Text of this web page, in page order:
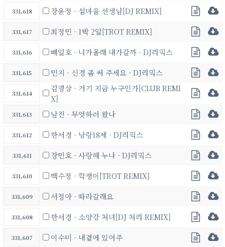
331,618 장윤정 - 섬마을 선생님[DJ REMIX]
331,617 최정민 - 1박 2일[TROT REMIX]
331,616 배일호 - 니가올래 내가갈까 - DJ리믹스
331,615 민지 - 신경 좀 써 주세요 - DJ리믹스
331,614
김명상 - 거기 지금 누구인가[CLUB REMI
X]
331,613 남진 - 무엇하러 왔나
331,612 한서경 - 낭랑18세 - DJ리믹스
331,611 장민호 - 사랑해 누나 - DJ리믹스
331,610 백수정 - 깍쟁이[TROT REMIX]
331,609 서정아 - 따라갈래요
331,608 한서경 - 소양강 처녀[DJ 처리 REMIX]
331,607 이수미 - 내곁에 있어주